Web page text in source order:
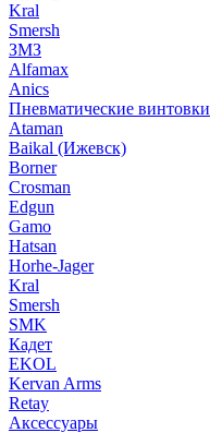
Kral
Smersh
ЗМЗ
Alfamax
Anics
Пневматические винтовки
Ataman
Baikal (Ижевск)
Borner
Crosman
Edgun
Gamo
Hatsan
Horhe-Jager
Kral
Smersh
SMK
Кадет
EKOL
Kervan Arms
Retay
Аксессуары